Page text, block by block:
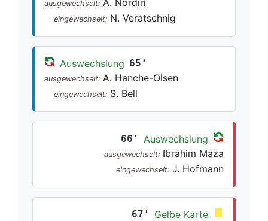
ausgewechselt:
eingewechselt: N. Veratschnig
Auswechslung 65'
ausgewechselt: A. Hanche-Olsen
eingewechselt: S. Bell
66' Auswechslung
ausgewechselt: Ibrahim Maza
eingewechselt: J. Hofmann
67'
Gelbe Karte